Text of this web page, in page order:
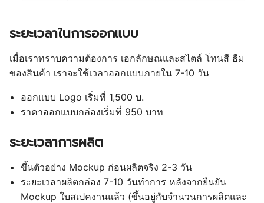
ระยะเวลาในการออกแบบ
เมื่อเราทราบความต้องการ เอกลักษณและสไตล์ โทนสี ธีม
ของสินค้า เราจะใช้เวลาออกแบบภายใน 7-10 วัน
ออกแบบ Logo เริ่มที่ 1,500 บ.
ราคาออกแบบกล่องเริ่มที่ 950 บาท
ระยะเวลาการผลิต
ขึ้นตัวอย่าง Mockup ก่อนผลิตจริง 2-3 วัน
ระยะเวลาผลิตกล่อง 7-10 วันทำการ หลังจากยืนยัน
Mockup ใบสเปคงานแล้ว (ขึ้นอยู่กับจำนวนการผลิตและ